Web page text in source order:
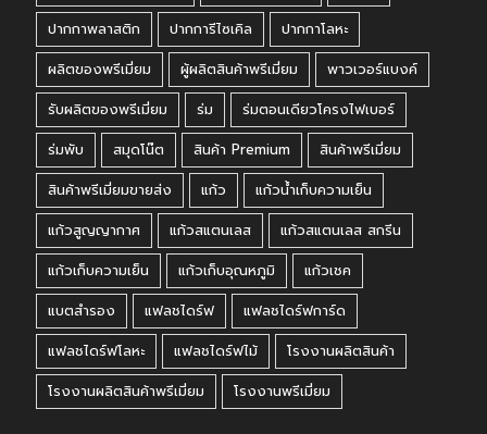
ปากกาพลาสติก
ปากการีไซเคิล
ปากกาโลหะ
ผลิตของพรีเมี่ยม
ผู้ผลิตสินค้าพรีเมี่ยม
พาวเวอร์แบงค์
รับผลิตของพรีเมี่ยม
ร่ม
ร่มตอนเดียวโครงไฟเบอร์
ร่มพับ
สมุดโน๊ต สินค้า Premium
สินค้าพรีเมี่ยม
สินค้าพรีเมี่ยมขายส่ง
แก้ว
แก้วน้ำเก็บความเย็น
แก้วสูญญากาศ
แก้วสแตนเลส
แก้วสแตนเลส สกรีน
แก้วเก็บความเย็น
แก้วเก็บอุณหภูมิ
แก้วเชค
แบตสำรอง
แฟลชไดร์ฟ
แฟลชไดร์ฟการ์ด
แฟลชไดร์ฟโลหะ
แฟลชไดร์ฟไม้
โรงงานผลิตสินค้า
โรงงานผลิตสินค้าพรีเมี่ยม
โรงงานพรีเมี่ยม